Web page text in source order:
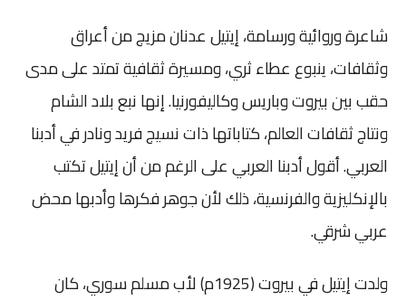
شاعرة وروائية ورسامة، إيتيل عدنان مزيج من أعراق
وثقافات، ينبوع عطاء ثري، ومسيرة ثقافية تمتد على مدى
حقب بين بيروت وباريس وكاليفورنيا. إنها نبع بلاد الشام
ونتاج ثقافات العالم، كتاباتها ذات نسيج فريد ونادر في أدبنا
العربي. أقول أدبنا العربي على الرغم من أن إيتيل تكتب
بالإنكليزية والفرنسية، ذلك لأن جوهر فكرها وأدبها محض
عربي شرقي.
ولدت إيتيل في بيروت (1925م) لأب مسلم سوري، كان